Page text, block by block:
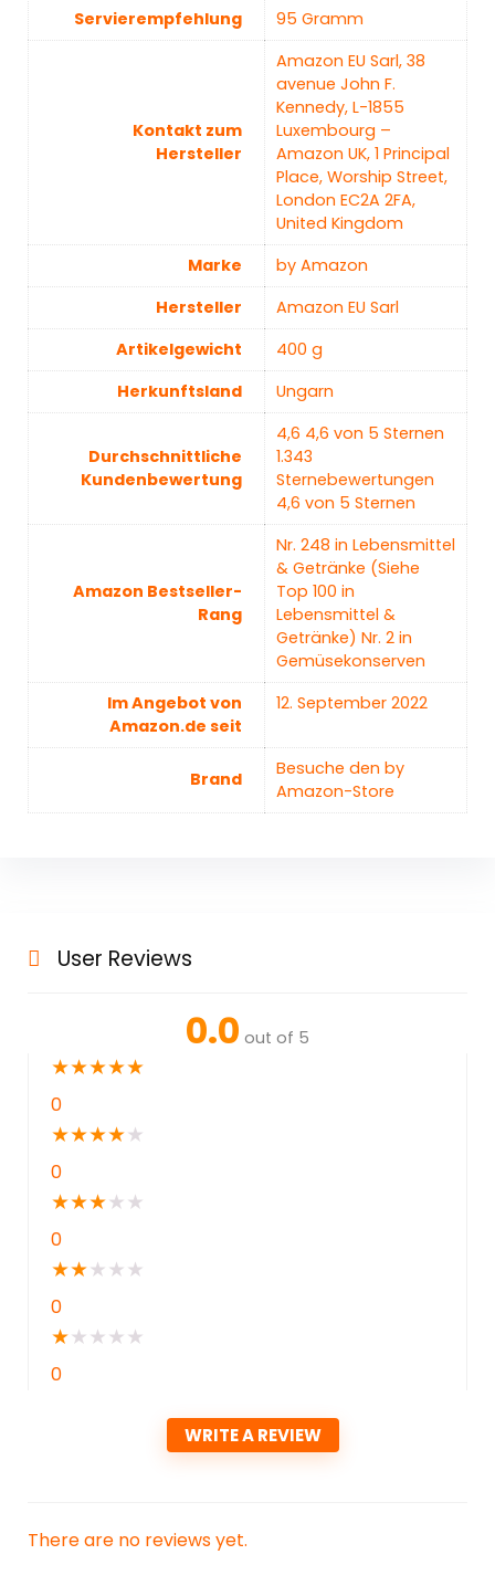
Servierempfehlung ‎95 Gramm
Kontakt zum
Hersteller
‎Amazon EU Sarl, 38
avenue John F.
Kennedy, L-1855
Luxembourg –
Amazon UK, 1 Principal
Place, Worship Street,
London EC2A 2FA,
United Kingdom
Marke
‎by Amazon
Hersteller
‎Amazon EU Sarl
Artikelgewicht
‎400 g
Herkunftsland
‎Ungarn
Durchschnittliche
Kundenbewertung
4,6 4,6 von 5 Sternen
1.343
Sternebewertungen
4,6 von 5 Sternen
Amazon Bestseller-
Rang
Nr. 248 in Lebensmittel
& Getränke (Siehe
Top 100 in
Lebensmittel &
Getränke) Nr. 2 in
Gemüsekonserven
Im Angebot von
Amazon.de seit
12. September 2022
Brand
Besuche den by
Amazon-Store
User Reviews
0.0 out of 5
★★★★★
0
★★★★★
0
★★★★ ★
0
★★★ ★ ★
0
★★ ★ ★ ★
0
WRITE A REVIEW
There are no reviews yet.